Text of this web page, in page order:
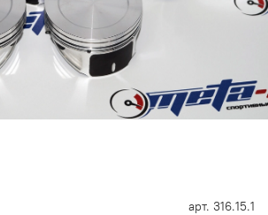
арт. 316.15.1